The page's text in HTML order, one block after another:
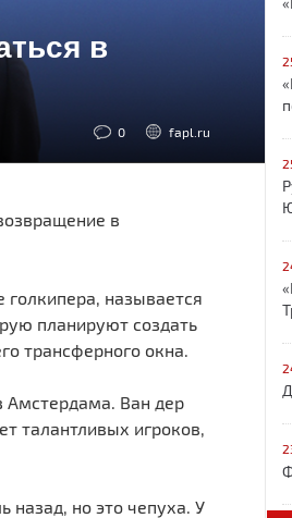
в
0 fapl.ru
в
называется
планируют создать
трансферного окна.
Амстердама. Ван дер
талантливых игроков,
назад, но это чепуха. У